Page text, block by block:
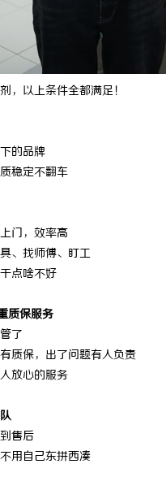
，以上条件全都满足！
的品牌
稳定不翻车
门，效率高
、找师傅、盯工
点啥不好
质保服务
了
质保，出了问题有人负责
放心的服务
售后
用自己东拼西凑